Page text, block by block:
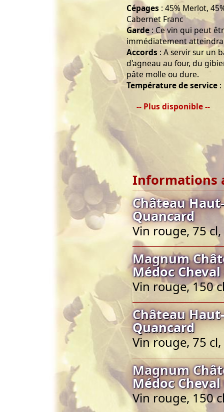
Cépages : 45% Merlot,
Cabernet Franc
Garde : Ce vin qui peut
immédiatement
Accords : A servir sur un
d'agneau au four, du
pâte molle ou dure.
Température de service :
-- Plus disponible --
Informations
Château
Quancard
Vin rouge, 75
Magnum
Médoc
Vin rouge, 150
Château
Quancard
Vin rouge, 75
Magnum
Médoc
Vin rouge, 150